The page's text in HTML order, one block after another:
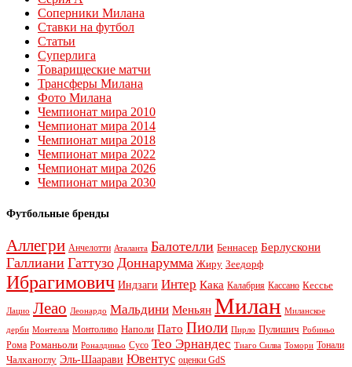
Соперники Милана
Ставки на футбол
Статьи
Суперлига
Товарищеские матчи
Трансферы Милана
Фото Милана
Чемпионат мира 2010
Чемпионат мира 2014
Чемпионат мира 2018
Чемпионат мира 2022
Чемпионат мира 2026
Чемпионат мира 2030
Футбольные бренды
Аллегри Анчелотти Аталанта Балотелли Беннасер Берлускони
Галлиани Гаттузо Доннарумма Жиру Зеедорф
Ибрагимович Индзаги Интер Кака Калабрия Кассано Кессье
Лацио Леао Леонардо Мальдини Меньян Милан Миланское
дерби Монтелла Монтоливо Наполи Пато Пиоли Пирло Пулишич Робиньо
Рома Романьоли Роналдиньо Сусо Тео Эрнандес Тиаго Силва Томори Тонали
Чалханоглу Эль-Шаарави Ювентус оценки GdS